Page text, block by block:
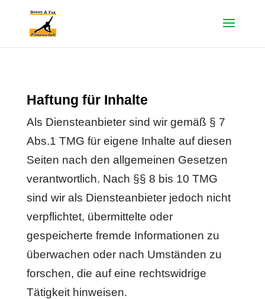
Haftung für Inhalte
Als Diensteanbieter sind wir gemäß § 7
Abs.1 TMG für eigene Inhalte auf diesen
Seiten nach den allgemeinen Gesetzen
verantwortlich. Nach §§ 8 bis 10 TMG
sind wir als Diensteanbieter jedoch nicht
verpflichtet, übermittelte oder
gespeicherte fremde Informationen zu
überwachen oder nach Umständen zu
forschen, die auf eine rechtswidrige
Tätigkeit hinweisen.